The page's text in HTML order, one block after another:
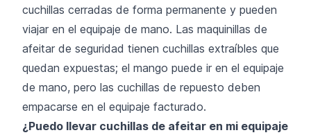
cuchillas cerradas de forma permanente y pueden
viajar en el equipaje de mano. Las maquinillas de
afeitar de seguridad tienen cuchillas extraíbles que
quedan expuestas; el mango puede ir en el equipaje
de mano, pero las cuchillas de repuesto deben
empacarse en el equipaje facturado.
¿Puedo llevar cuchillas de afeitar en mi equipaje